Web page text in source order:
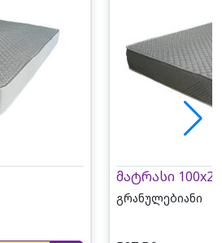
მატრასი
გრანულებიანი